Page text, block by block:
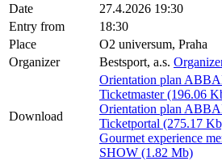
Date
27.4.2026 19:30
Entry from
18:30
Place
O2 universum, Praha
Organizer
Bestsport, a.s.
Download
Orientation plan
Ticketmaster (196.06
Orientation plan
Ticketportal (275.17
Gourmet experience
SHOW (1.82 Mb)